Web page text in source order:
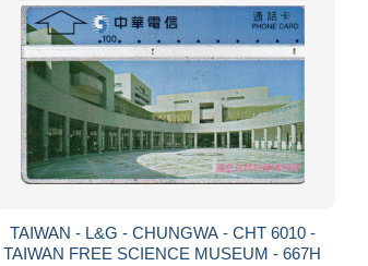
TAIWAN - L&G - CHUNGWA - CHT 6010 -
TAIWAN FREE SCIENCE MUSEUM - 667H